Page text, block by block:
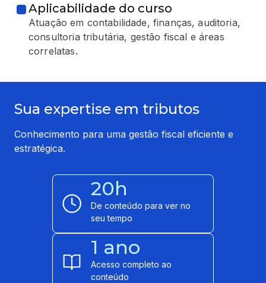
Aplicabilidade do curso
Atuação em contabilidade, finanças, auditoria,
consultoria tributária, gestão fiscal e áreas
correlatas.
Sua expertise em tributos
Conhecimento para uma gestão fiscal eficiente e
estratégica.
20h
De conteúdo para ver no
seu tempo
1 ano
Acesso completo ao
conteúdo